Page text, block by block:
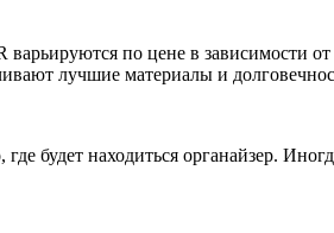
по цене в зависимости
лучшие материалы и
будет находиться органайзер.